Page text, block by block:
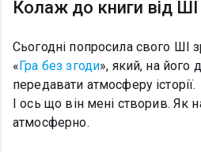
Колаж до книги від ШІ
Сьогодні попросила свого ШІ
«Гра без згоди», який, на його
передавати атмосферу історії.
І ось що він мені створив. Як
атмосферно.